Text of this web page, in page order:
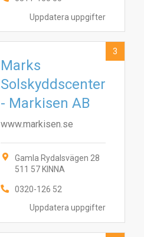
Uppdatera uppgifter
Uppdatera uppgifter
Marks
Solskyddscenter
- Markisen AB
www.markisen.se
Gamla Rydalsvägen 28
511 57 KINNA
0320-126 52
3